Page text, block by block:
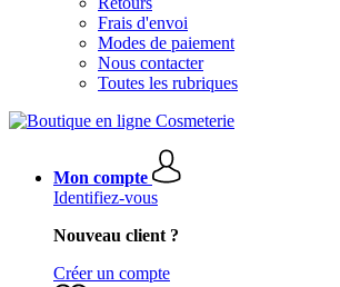
Frais d'envoi
Modes de paiement
Nous contacter
Toutes les rubriques
Mon compte
Identifiez-vous
Nouveau client ?
Créer un compte